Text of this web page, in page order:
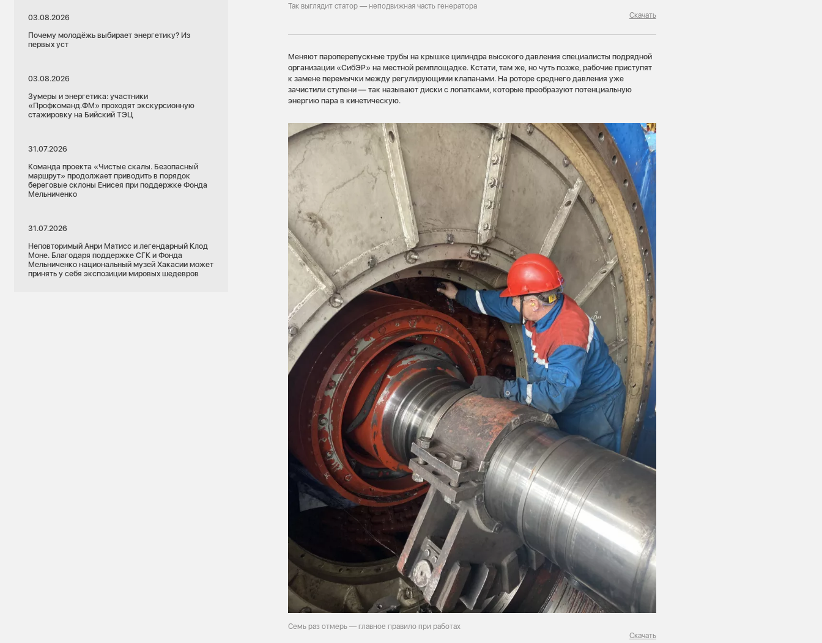
03.08.2026
Почему молодёжь выбирает энергетику? Из
первых уст
03.08.2026
Зумеры и энергетика: участники
«Профкоманд.ФМ» проходят экскурсионную
стажировку на Бийский ТЭЦ
31.07.2026
Команда проекта «Чистые скалы. Безопасный
маршрут» продолжает приводить в порядок
береговые склоны Енисея при поддержке Фонда
Мельниченко
31.07.2026
Неповторимый Анри Матисс и легендарный Клод
Моне. Благодаря поддержке СГК и Фонда
Мельниченко национальный музей Хакасии может
принять у себя экспозиции мировых шедевров
Так выглядит статор — неподвижная часть генератора
Скачать
Меняют пароперепускные трубы на крышке цилиндра высокого давления специалисты подрядной
организации «СибЭР» на местной ремплощадке. Кстати, там же, но чуть позже, рабочие приступят
к замене перемычки между регулирующими клапанами. На роторе среднего давления уже
зачистили ступени — так называют диски с лопатками, которые преобразуют потенциальную
энергию пара в кинетическую.
Семь раз отмерь — главное правило при работах
Скачать